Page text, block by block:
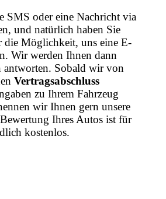
SMS oder eine Nachricht via
und natürlich haben Sie
die Möglichkeit, uns eine E-
Wir werden Ihnen dann
antworten. Sobald wir von
Vertragsabschluss
zu Ihrem Fahrzeug
wir Ihnen gern unsere
Ihres Autos ist für
kostenlos.